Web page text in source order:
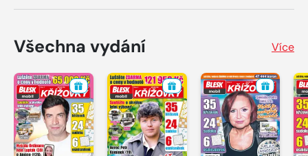
Všechna vydání Více